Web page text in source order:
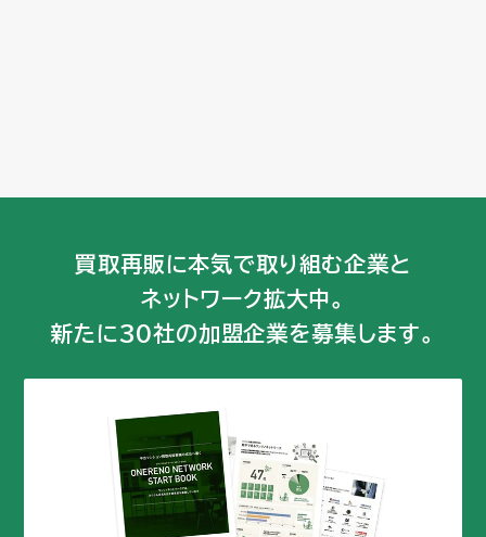
買取再販に本気で取り組む企業と
ネットワーク拡大中。
新たに30社の加盟企業を募集します。